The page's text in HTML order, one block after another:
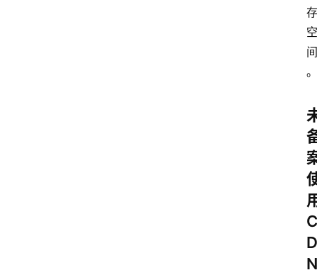
存
空
间
。
C
D
N